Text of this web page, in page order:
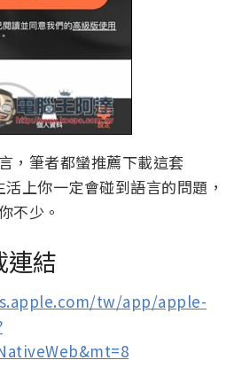
，筆者都蠻推薦下載這套
上你一定會碰到語言的問題，
不少。
連結
tw/app/apple-